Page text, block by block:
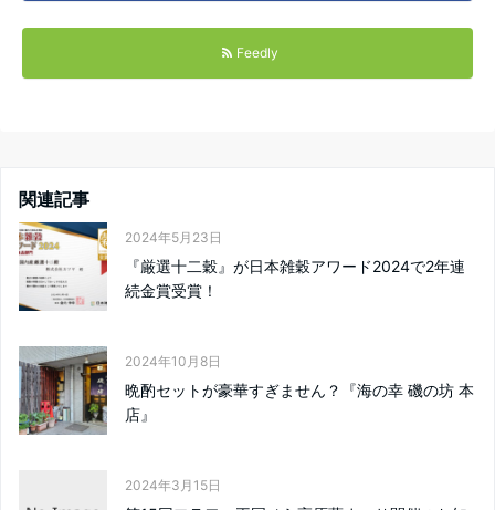
Feedly
関連記事
2024年5月23日
『厳選十二穀』が日本雑穀アワード2024で2年連
続金賞受賞！
2024年10月8日
晩酌セットが豪華すぎません？『海の幸 磯の坊 本
店』
2024年3月15日